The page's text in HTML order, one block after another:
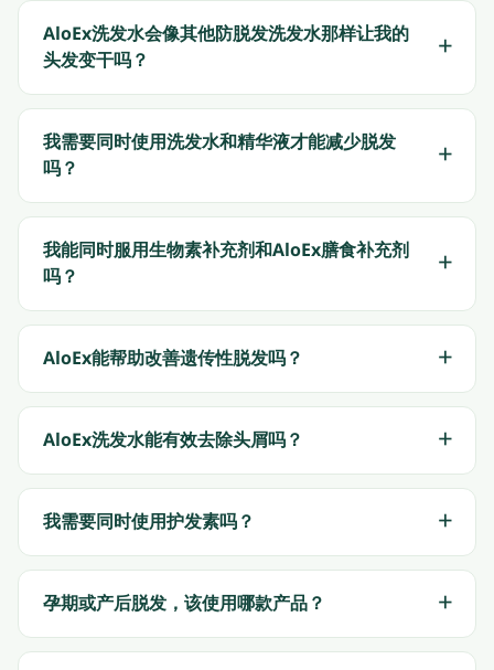
AloEx洗发水会像其他防脱发洗发水那样让我的
头发变干吗？
我需要同时使用洗发水和精华液才能减少脱发
吗？
我能同时服用生物素补充剂和AloEx膳食补充剂
吗？
AloEx能帮助改善遗传性脱发吗？
AloEx洗发水能有效去除头屑吗？
我需要同时使用护发素吗？
孕期或产后脱发，该使用哪款产品？